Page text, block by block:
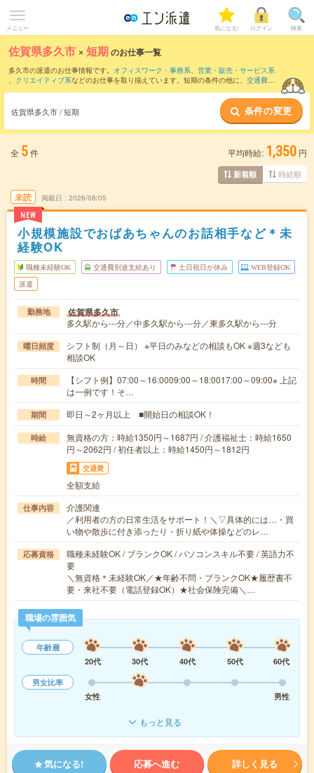
メニュー 気になる! ログイン 検索
佐賀県多久市 ×短期のお仕事一覧
多久市の派遣のお仕事情報です。 オフィスワーク・事務系、 営業・販売・サービス系
、 クリエイティブ系などのお仕事を取り揃えています。短期の条件の他に、 交通費別
佐賀県多久市 / 短期 条件の変更
全 5件 平均時給: 1,350 円
新着順 時給順
未読
NEW
掲載日 2026/08/05
小規模施設でおばあちゃんのお話相手など＊未
経験OK
職種未経験OK 交通費別途支給あり 土日祝日が休み WEB登録OK
派遣
勤務地 佐賀県多久市
多久駅から---分／中多久駅から---分／東多久駅から---分
曜日頻度
シフト制（月～日） ※平日のみなどの相談もOK ※週3なども
相談OK
時間
【シフト例】07:00～16:0009:00～18:0017:00～09:00※ 上記
は一例です！そ…
期間 即日～2ヶ月以上 ■開始日の相談OK！
時給
無資格の方：時給1350円～1687円 / 介護福祉士：時給1650
円～2062円 / 初任者以上：時給1450円～1812円
交通費
全額支給
仕事内容
介護関連
／利用者の方の日常生活をサポート！＼▽具体的には…・買
い物や散歩に付き添ったり・折り紙や体操などのレ…
応募資格
職種未経験OK / ブランクOK / パソコンスキル不要 / 英語力不
要
＼無資格＊未経験OK／★年齢不問・ブランクOK★履歴書不
要・来社不要（電話登録OK）★社会保険完備＼…
職場の雰囲気
年齢層
20代
30代 40代 50代
60代
男女比率
女性
男性
もっと見る
気になる! 応募へ進む 詳しく見る